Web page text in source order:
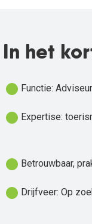
In het
fiber_manual_record Functie: Adviseur
fiber_manual_record Expertise:
fiber_manual_record Betrouwbaar,
fiber_manual_record Drijfveer: Op